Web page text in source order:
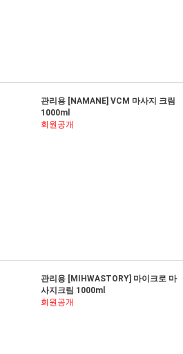
관리용 [NAMANE] VCM 마사지 크림
1000ml
회원공개
관리용 [MIHWASTORY] 마이크로 마
사지크림 1000ml
회원공개